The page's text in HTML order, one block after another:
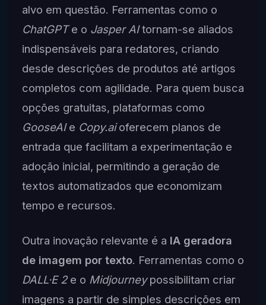
alvo em questão. Ferramentas como o
ChatGPTe o Jasper AItornam-se aliados
indispensáveis para redatores, criando
desde descrições de produtos até artigos
completos com agilidade. Para quem busca
opções gratuitas, plataformas como
GooseAIe Copy.aioferecem planos de
entrada que facilitam a experimentação e
adoção inicial, permitindo a geração de
textos automatizados que economizam
tempo e recursos.
Outra inovação relevante é a IA geradora
de imagem por texto. Ferramentas como o
DALL·E 2e o Midjourneypossibilitam criar
imagens a partir de simples descrições em